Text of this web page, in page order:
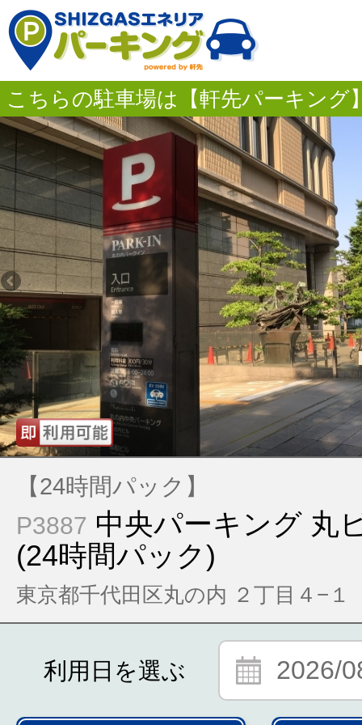
こちらの駐車場は【軒先パーキング
【24時間パック】
P3887 中央パーキング 丸
(24時間パック)
東京都千代田区丸の内 ２丁目４−１
利用日を選ぶ 2026/